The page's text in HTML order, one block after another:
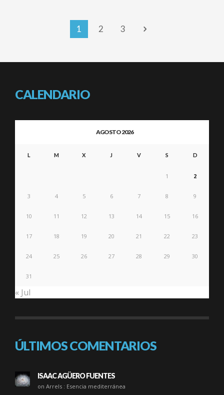
1 2 3
CALENDARIO
AGOSTO 2026
L M X J V S D
1 2
3 4 5 6 7 8 9
10 11 12 13 14 15 16
17 18 19 20 21 22 23
24 25 26 27 28 29 30
31
« Jul
ÚLTIMOS COMENTARIOS
ISAAC AGÜERO FUENTES
on Arrels : Esencia mediterránea